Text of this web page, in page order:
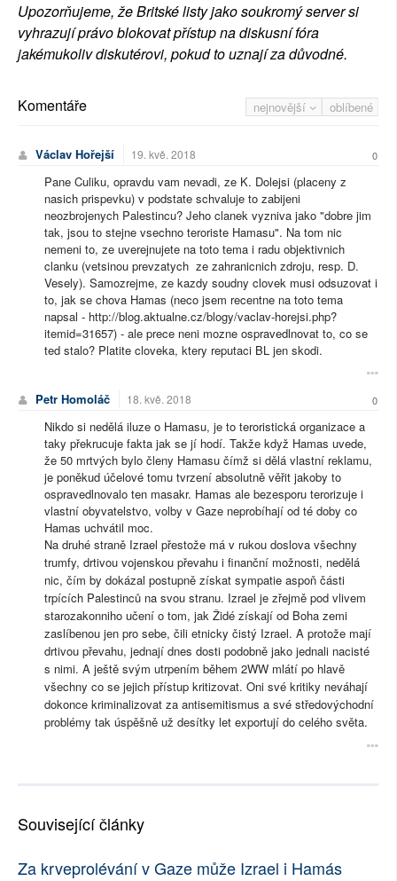
Upozorňujeme, že Britské listy jako soukromý server si
vyhrazují právo blokovat přístup na diskusní fóra
jakémukoliv diskutérovi, pokud to uznají za důvodné.
nejnovější oblíbené
Komentáře
Václav Hořejší 19. kvě. 2018 0
Pane Culiku, opravdu vam nevadi, ze K. Dolejsi (placeny z
nasich prispevku) v podstate schvaluje to zabijeni
neozbrojenych Palestincu? Jeho clanek vyzniva jako "dobre jim
tak, jsou to stejne vsechno teroriste Hamasu". Na tom nic
nemeni to, ze uverejnujete na toto tema i radu objektivnich
clanku (vetsinou prevzatych ze zahranicnich zdroju, resp. D.
Vesely). Samozrejme, ze kazdy soudny clovek musi odsuzovat i
to, jak se chova Hamas (neco jsem recentne na toto tema
napsal - http://blog.aktualne.cz/blogy/vaclav-horejsi.php?
itemid=31657) - ale prece neni mozne ospravedlnovat to, co se
ted stalo? Platite cloveka, ktery reputaci BL jen skodi.
Petr Homoláč 18. kvě. 2018 0
Nikdo si nedělá iluze o Hamasu, je to teroristická organizace a
taky překrucuje fakta jak se jí hodí. Takže když Hamas uvede,
že 50 mrtvých bylo členy Hamasu čímž si dělá vlastní reklamu,
je poněkud účelové tomu tvrzení absolutně věřit jakoby to
ospravedlnovalo ten masakr. Hamas ale bezesporu terorizuje i
vlastní obyvatelstvo, volby v Gaze neprobíhají od té doby co
Hamas uchvátil moc.
Na druhé straně Izrael přestože má v rukou doslova všechny
trumfy, drtivou vojenskou převahu i finanční možnosti, nedělá
nic, čím by dokázal postupně získat sympatie aspoň části
trpících Palestinců na svou stranu. Izrael je zřejmě pod vlivem
starozakonniho učení o tom, jak Židé získají od Boha zemi
zaslíbenou jen pro sebe, čili etnicky čistý Izrael. A protože mají
drtivou převahu, jednají dnes dosti podobně jako jednali nacisté
s nimi. A ještě svým utrpením během 2WW mlátí po hlavě
všechny co se jejich přístup kritizovat. Oni své kritiky neváhají
dokonce kriminalizovat za antisemitismus a své středovýchodní
problémy tak úspěšně už desítky let exportují do celého světa.
Související články
Za krveprolévání v Gaze může Izrael i Hamás